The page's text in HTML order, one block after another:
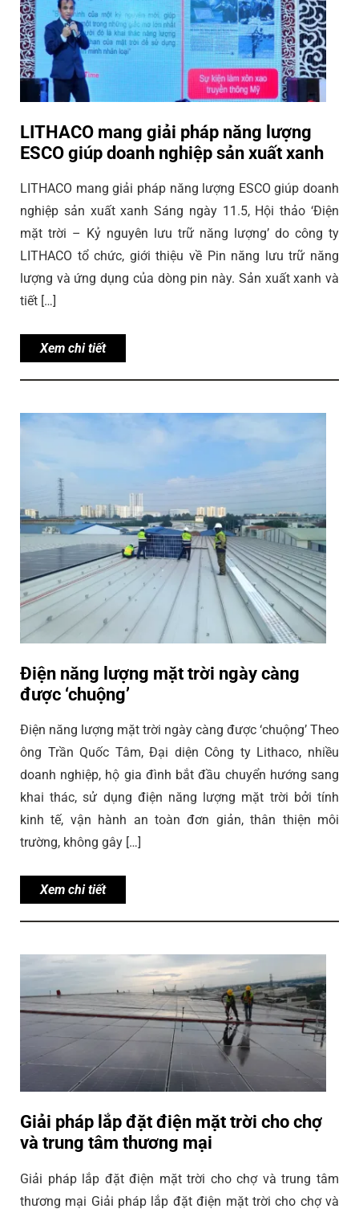
LITHACO mang giải pháp năng lượng
ESCO giúp doanh nghiệp sản xuất xanh
LITHACO mang giải pháp năng lượng ESCO giúp doanh
nghiệp sản xuất xanh Sáng ngày 11.5, Hội thảo ‘Điện
mặt trời – Kỷ nguyên lưu trữ năng lượng’ do công ty
LITHACO tổ chức, giới thiệu về Pin năng lưu trữ năng
lượng và ứng dụng của dòng pin này. Sản xuất xanh và
tiết […]
Xem chi tiết
Điện năng lượng mặt trời ngày càng
được ‘chuộng’
Điện năng lượng mặt trời ngày càng được ‘chuộng’ Theo
ông Trần Quốc Tâm, Đại diện Công ty Lithaco, nhiều
doanh nghiệp, hộ gia đình bắt đầu chuyển hướng sang
khai thác, sử dụng điện năng lượng mặt trời bởi tính
kinh tế, vận hành an toàn đơn giản, thân thiện môi
trường, không gây […]
Xem chi tiết
Giải pháp lắp đặt điện mặt trời cho chợ
và trung tâm thương mại
Giải pháp lắp đặt điện mặt trời cho chợ và trung tâm
thương mại Giải pháp lắp đặt điện mặt trời cho chợ và